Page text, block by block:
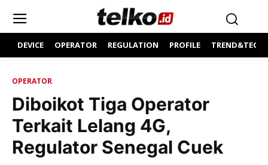
DEVICE OPERATOR REGULATION PROFILE
OPERATOR
Diboikot Tiga Operator
Terkait Lelang 4G,
Regulator Senegal Cuek